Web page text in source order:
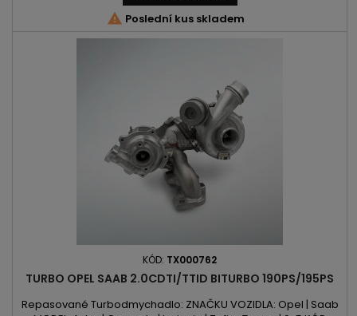
 Poslední kus skladem
KÓD: TX000762
TURBO OPEL SAAB 2.0CDTI/TTID BITURBO 190PS/195PS
Repasované Turbodmychadlo: ZNAČKU VOZIDLA: Opel | Saab